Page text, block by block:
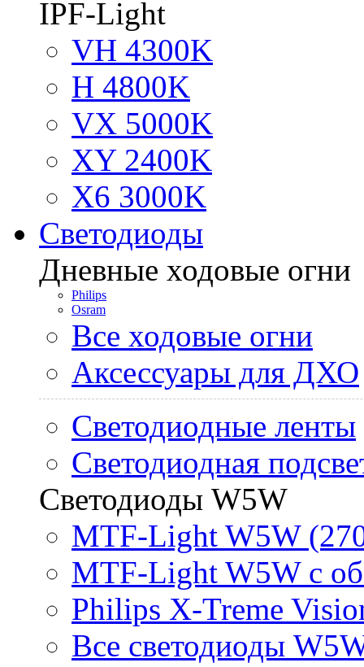
IPF-Light
VH 4300K
H 4800K
VX 5000K
XY 2400K
X6 3000K
Светодиоды
Дневные ходовые огни
Philips
Osram
Все ходовые огни
Аксессуары для ДХО
Светодиодные ленты
Светодиодная
Светодиоды W5W
MTF-Light W5W
MTF-Light W5W с
Philips X-Treme
Все светодиоды